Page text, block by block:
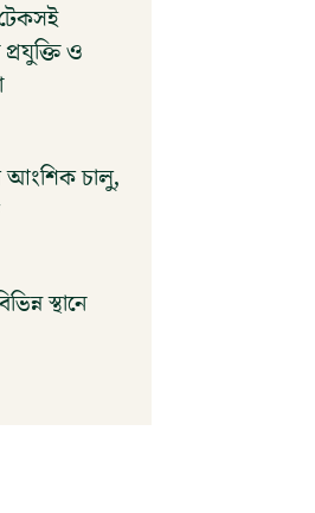
ও
আংশিক চালু,
স্থানে